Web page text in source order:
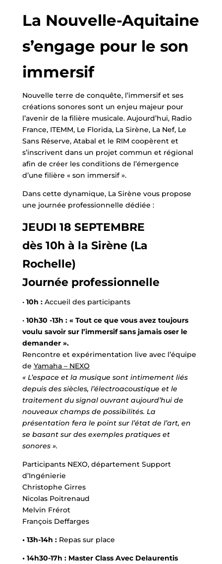
La Nouvelle-Aquitaine
s’engage pour le son
immersif
Nouvelle terre de conquête, l’immersif et ses
créations sonores sont un enjeu majeur pour
l’avenir de la filière musicale. Aujourd’hui, Radio
France, ITEMM, Le Florida, La Sirène, La Nef, Le
Sans Réserve, Atabal et le RIM coopèrent et
s’inscrivent dans un projet commun et régional
afin de créer les conditions de l’émergence
d’une filière « son immersif ».
Dans cette dynamique, La Sirène vous propose
une journée professionnelle dédiée :
JEUDI 18 SEPTEMBRE
dès 10h à la Sirène (La
Rochelle)
Journée professionnelle
• 10h :Accueil des participants
• 10h30 -13h : « Tout ce que vous avez toujours
voulu savoir sur l’immersif sans jamais oser le
demander ».
Rencontre et expérimentation live avec l’équipe
de Yamaha – NEXO
« L’espace et la musique sont intimement liés
depuis des siècles, l’électroacoustique et le
traitement du signal ouvrant aujourd’hui de
nouveaux champs de possibilités. La
présentation fera le point sur l’état de l’art, en
se basant sur des exemples pratiques et
sonores ».
Participants NEXO, département Support
d’Ingénierie
Christophe Girres
Nicolas Poitrenaud
Melvin Frérot
François Deffarges
• 13h-14h : Repas sur place
• 14h30-17h : Master Class Avec Delaurentis